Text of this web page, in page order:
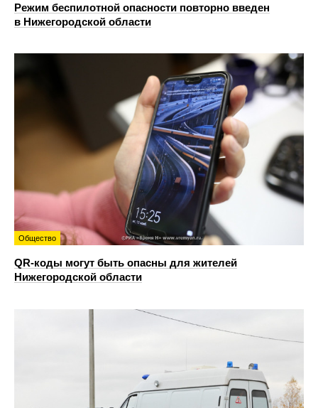
Режим беспилотной опасности повторно введен
в Нижегородской области
Общество
QR-коды могут быть опасны для жителей
Нижегородской области